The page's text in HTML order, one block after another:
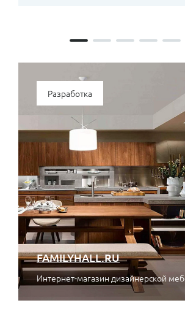
Разработка
FAMILYHALL.RU
Интернет-магазин дизайнерской